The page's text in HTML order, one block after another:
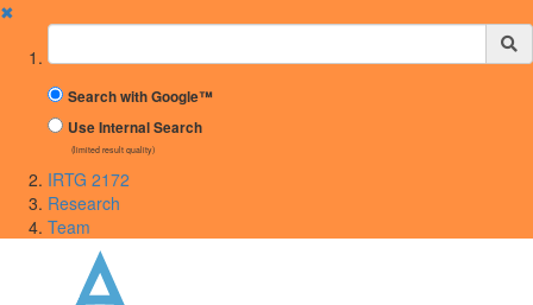
✖
Suchbegriff
Search with Google™
Use Internal Search
(limited result quality)
IRTG 2172
Research
Team